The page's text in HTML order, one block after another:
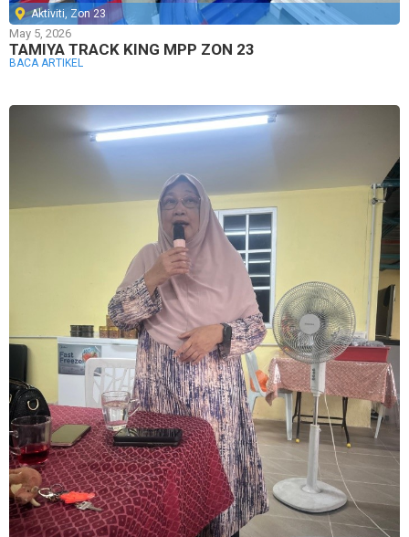
Aktiviti Zon 23
May 5, 2026
TAMIYA TRACK KING MPP ZON 23
BACA ARTIKEL